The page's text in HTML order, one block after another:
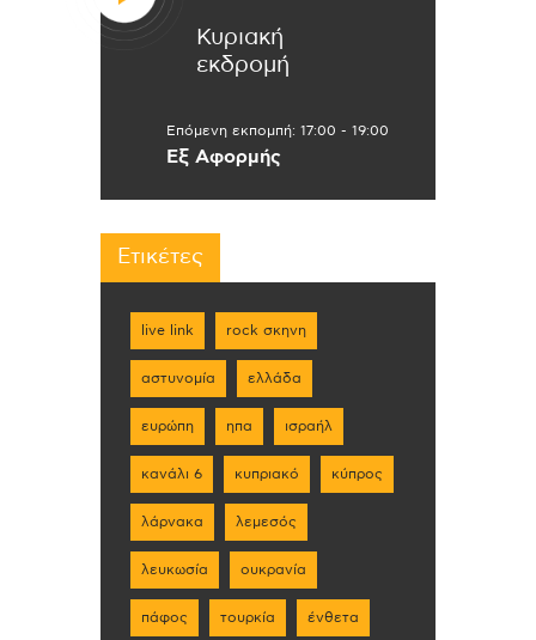
Κυριακή
εκδρομή
Επόμενη εκπομπή: 17:00 - 19:00
Εξ Αφορμής
Ετικέτες
live link rock σκηνη
αστυνομία ελλάδα
ευρώπη ηπα ισραήλ
κανάλι 6 κυπριακό κύπρος
λάρνακα λεμεσός
λευκωσία ουκρανία
πάφος τουρκία ένθετα